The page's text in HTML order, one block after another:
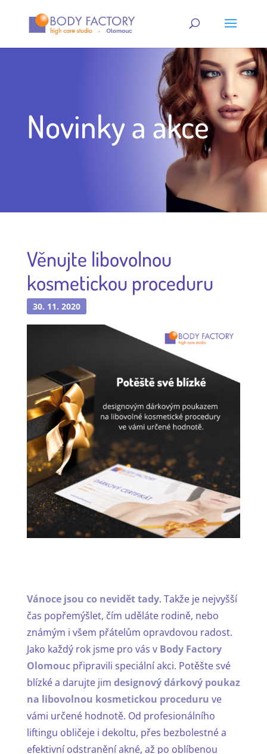
Novinky a akce
Věnujte libovolnou
kosmetickou proceduru
30. 11. 2020
Vánoce jsou co nevidět tady. Takže je nejvyšší
čas popřemýšlet, čím uděláte rodině, nebo
známým i všem přátelům opravdovou radost.
Jako každý rok jsme pro vás v Body Factory
Olomouc připravili speciální akci. Potěšte své
blízké a darujte jim designový dárkový poukaz
na libovolnou kosmetickou proceduru ve
vámi určené hodnotě. Od profesionálního
liftingu obličeje i dekoltu, přes bezbolestné a
efektivní odstranění akné, až po oblíbenou